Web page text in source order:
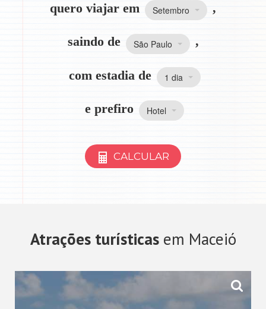
quero viajar em Setembro ,
saindo de São Paulo ,
com estadia de 1 dia
e prefiro Hotel
CALCULAR
Atrações turísticasem Maceió